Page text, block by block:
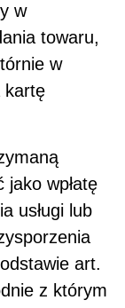
w
towaru,
w
kartę
jako wpłatę
usługi lub
art.
z którym